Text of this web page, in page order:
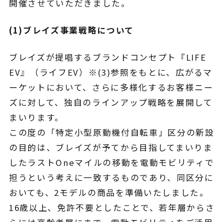
よくある質問
開催させていただきました。
(1)ブレイズ事業戦略について
ブレイズが提唱するブランドコンセプト『LIFE
EV』（ライフEV）※(3)参照をもとに、広がるマ
ーケットにおいて、さらに多様化するお客様ニー
ズに対して、独自のラインアップ戦略を展開して
まいります。
この度の「特定小型原動機付自転車」区分の新設
の目的は、ブレイズが予てから目指してまいりま
したラストOneマイルの移動を電動モビリティで
担うという考えに一致するものであり、同区分に
おいても、2モデルの商品を準備いたしました。
16歳以上、免許不要としたことで、若年層からさ